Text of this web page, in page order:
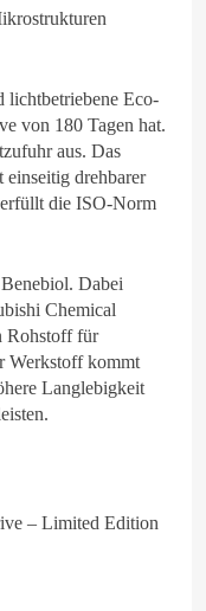
lichtbetriebene Eco-
von 180 Tagen hat.
aus. Das
einseitig drehbarer
die ISO-Norm
Dabei
Chemical
Rohstoff für
Werkstoff kommt
Langlebigkeit
– Limited Edition